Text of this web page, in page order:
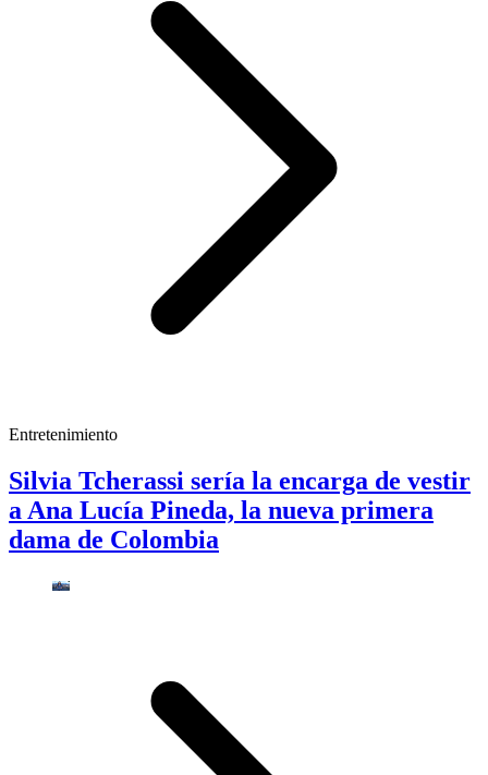
Entretenimiento
Silvia Tcherassi sería la encarga de vestir
a Ana Lucía Pineda, la nueva primera
dama de Colombia